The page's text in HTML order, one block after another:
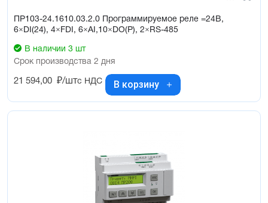
ПР103-24.1610.03.2.0 Программируемое реле =24В,
6×DI(24), 4×FDI, 6×AI,10×DO(P), 2×RS-485
В наличии 3 шт
Срок производства 2 дня
21 594,00 ₽/штс НДС В корзину